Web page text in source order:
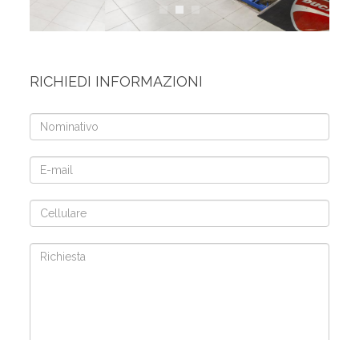
RICHIEDI INFORMAZIONI